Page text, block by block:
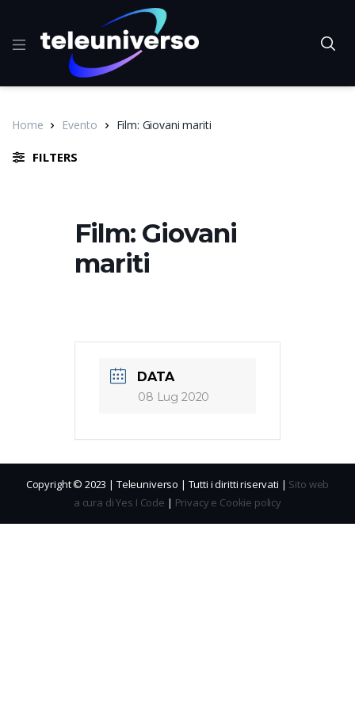
Home Evento Film: Giovani mariti
FILTERS
Film: Giovani
mariti
DATA
08 Lug 2020
Copyright © 2023 | Teleuniverso | Tutti i diritti riservati | Sito web
a cura di Yes I Code | Privacy e Cookie policy